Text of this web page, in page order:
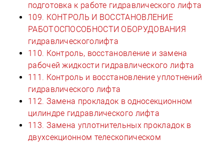
подготовка к работе гидравлического лифта
109. КОНТРОЛЬ И ВОССТАНОВЛЕНИЕ
РАБОТОСПОСОБНОСТИ ОБОРУДОВАНИЯ
гидравлическоголифта
110. Контроль, восстановление и замена
рабочей жидкости гидравлического лифта
111. Контроль и восстановление уплотнений
гидравлического лифта
112. Замена прокладок в односекционном
цилиндре гидравлического лифта
113. Замена уплотнительных прокладок в
двухсекционном телескопическом